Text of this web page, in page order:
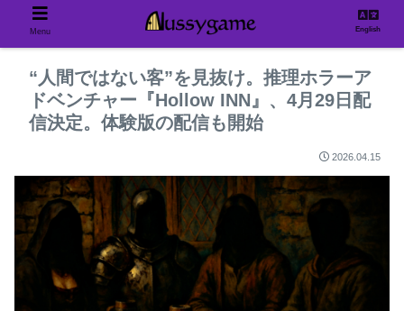
“人間ではない客”を見抜け。推理ホラーア
ドベンチャー『Hollow INN』、4月29日配
信決定。体験版の配信も開始
2026.04.15
Menu English